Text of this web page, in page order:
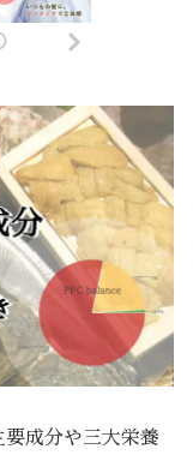
要成分や三大栄養